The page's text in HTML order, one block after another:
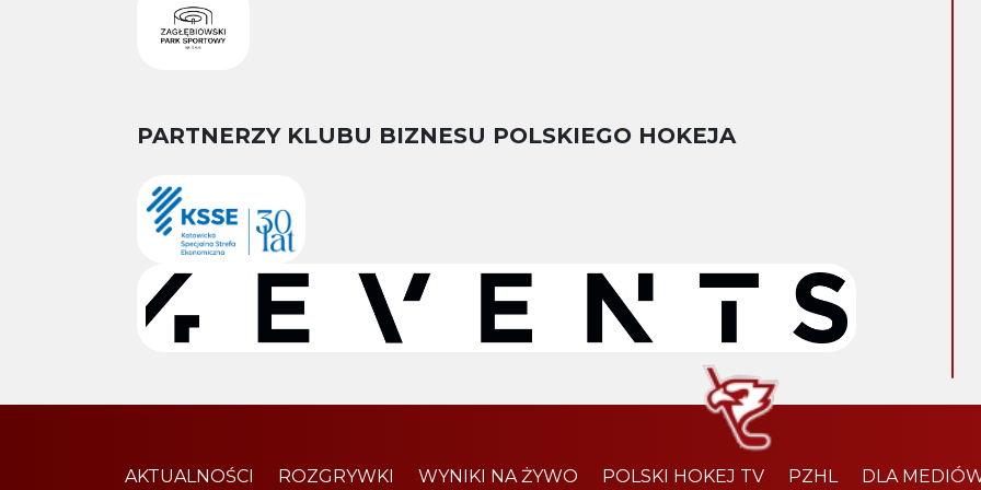
PARTNERZY KLUBU BIZNESU POLSKIEGO HOKEJA
AKTUALNOŚCI ROZGRYWKI WYNIKI NA ŻYWO POLSKI HOKEJ TV PZHL DLA